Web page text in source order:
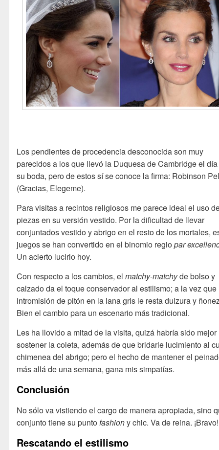
Los pendientes de procedencia desconocida son muy
parecidos a los que llevó la Duquesa de Cambridge el
su boda, pero de estos sí se conoce la firma: Robinson
(Gracias, Elegeme).
Para visitas a recintos religiosos me parece ideal el uso
piezas en su versión vestido. Por la dificultad de llevar
conjuntados vestido y abrigo en el resto de los mortales,
juegos se han convertido en el binomio regiopar
Un acierto lucirlo hoy.
Con respecto a los cambios, elmatchy-matchyde bolso y
calzado da el toque conservador al estilismo; a la vez que
intromisión de pitón en la lana gris le resta dulzura y
Bien el cambio para un escenario más tradicional.
Les ha llovido a mitad de la visita, quizá habría sido mejor
sostener la coleta, además de que bridarle lucimiento al
chimenea del abrigo; pero el hecho de mantener el
más allá de una semana, gana mis simpatías.
Conclusión
No sólo va vistiendo el cargo de manera apropiada, sino
conjunto tiene su puntofashiony chic. Va de reina. ¡Bravo!
Rescatando el estilismo